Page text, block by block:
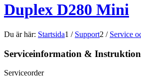
Duplex D280 Mini
Du är här: Startsida1 / Support2 / Service
Serviceinformation &
Serviceorder